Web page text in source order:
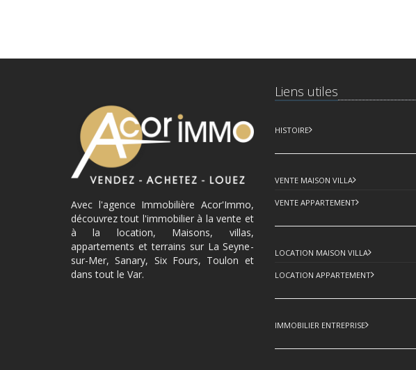
Avec l'agence Immobilière Acor'Immo,
découvrez tout l'immobilier à la vente et
à la location, Maisons, villas,
appartements et terrains sur La Seyne-
sur-Mer, Sanary, Six Fours, Toulon et
dans tout le Var.
Liens utiles
HISTOIRE
VENTE MAISON VILLA
VENTE APPARTEMENT
LOCATION MAISON VILLA
LOCATION APPARTEMENT
IMMOBILIER ENTREPRISE